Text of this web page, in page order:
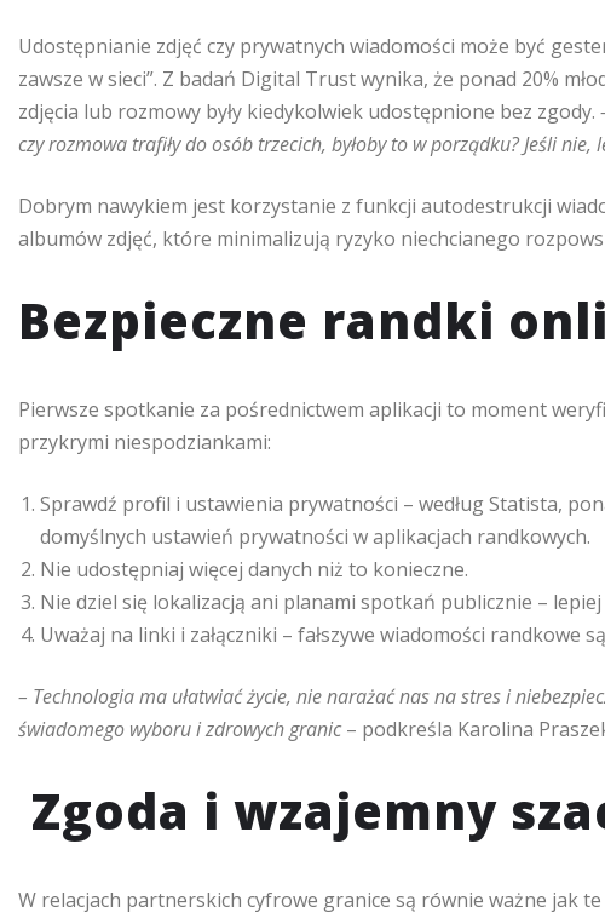
Udostępnianie zdjęć czy prywatnych wiadomości może być
zawsze w sieci”. Z badań Digital Trust wynika, że ponad 20%
zdjęcia lub rozmowy były kiedykolwiek udostępnione bez zgody.
czy rozmowa trafiły do osób trzecich, byłoby to w porządku? Jeśli
Dobrym nawykiem jest korzystanie z funkcji autodestrukcji
albumów zdjęć, które minimalizują ryzyko niechcianego
Bezpieczne randki
Pierwsze spotkanie za pośrednictwem aplikacji to moment
przykrymi niespodziankami:
Sprawdź profil i ustawienia prywatności – według Statista,
domyślnych ustawień prywatności w aplikacjach randkowych.
Nie udostępniaj więcej danych niż to konieczne.
Nie dziel się lokalizacją ani planami spotkań publicznie –
Uważaj na linki i załączniki – fałszywe wiadomości randkowe
– Technologia ma ułatwiać życie, nie narażać nas na stres i
świadomego wyboru i zdrowych granic– podkreśla Karolina
Zgoda i wzajemny
W relacjach partnerskich cyfrowe granice są równie ważne jak